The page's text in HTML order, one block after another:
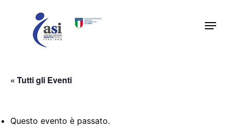
Menu
« Tutti gli Eventi
Questo evento è passato.